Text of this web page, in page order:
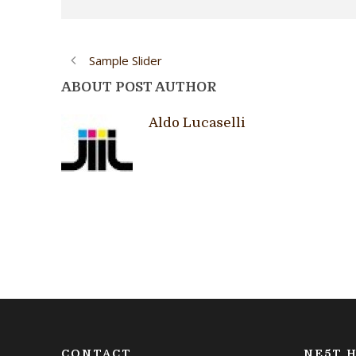
Sample Slider
ABOUT POST AUTHOR
Aldo Lucaselli
CONTACT NE5T